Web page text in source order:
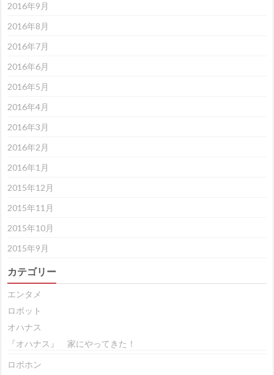
2016年9月
2016年8月
2016年7月
2016年6月
2016年5月
2016年4月
2016年3月
2016年2月
2016年1月
2015年12月
2015年11月
2015年10月
2015年9月
カテゴリー
エンタメ
ロボット
オハナス
『オハナス』 家にやってきた！
ロボホン